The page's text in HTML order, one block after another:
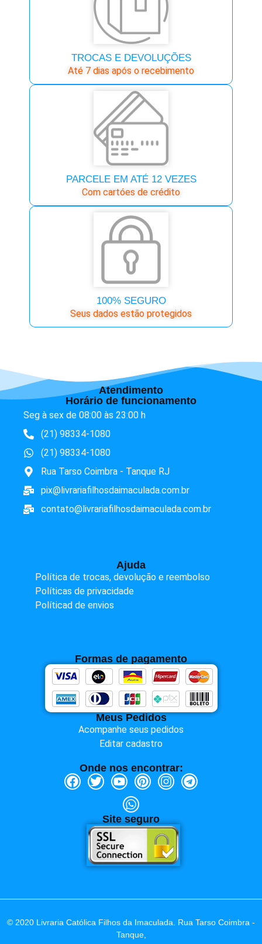
TROCAS E DEVOLUÇÕES
Até 7 dias após o recebimento
PARCELE EM ATÉ 12 VEZES
Com cartóes de crédito
100% SEGURO
Seus dados estão protegidos
Atendimento
Horário de funcionamento
Seg à sex de 08:00 às 23:00 h
(21) 98334-1080
(21) 98334-1080
Rua Tarso Coimbra - Tanque RJ
pix@livrariafilhosdaimaculada.com.br
contato@livrariafilhosdaimaculada.com.br
Ajuda
Política de trocas, devolução e reembolso
Políticas de privacidade
Políticad de envios
Formas de pagamento
Meus Pedidos
Acompanhe seus pedidos
Editar cadastro
Onde nos encontrar:
Site seguro
© 2020 Livraria Católica Filhos da Imaculada. Rua Tarso Coimbra -
Tanque,